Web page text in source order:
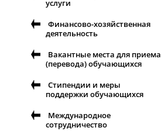
услуги
Финансово-хозяйственная
деятельность
Вакантные места для приема
(перевода) обучающихся
Стипендии и меры
поддержки обучающихся
Международное
сотрудничество